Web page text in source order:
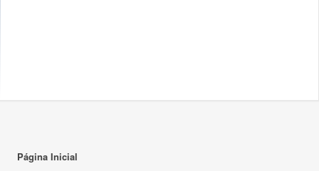
Página Inicial